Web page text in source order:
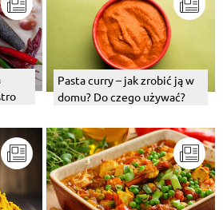
Pasta curry – jak zrobić ją w
domu? Do czego używać?